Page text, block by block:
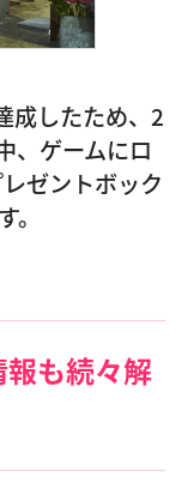
成したため、2
、ゲームにロ
ゼントボック
も続々解